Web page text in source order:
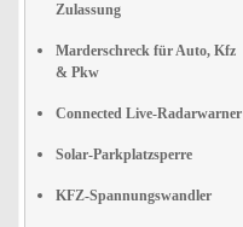
Zulassung
Marderschreck für Auto, Kfz
& Pkw
Connected Live-Radarwarner
Solar-Parkplatzsperre
KFZ-Spannungswandler